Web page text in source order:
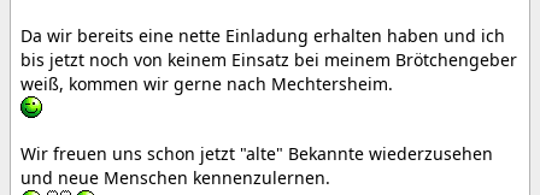
Da wir bereits eine nette Einladung erhalten haben und ich
bis jetzt noch von keinem Einsatz bei meinem Brötchengeber
weiß, kommen wir gerne nach Mechtersheim.
Wir freuen uns schon jetzt "alte" Bekannte wiederzusehen
und neue Menschen kennenzulernen.